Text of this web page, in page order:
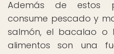
Además de estos
consume pescado y
salmón, el bacalao o
alimentos son una